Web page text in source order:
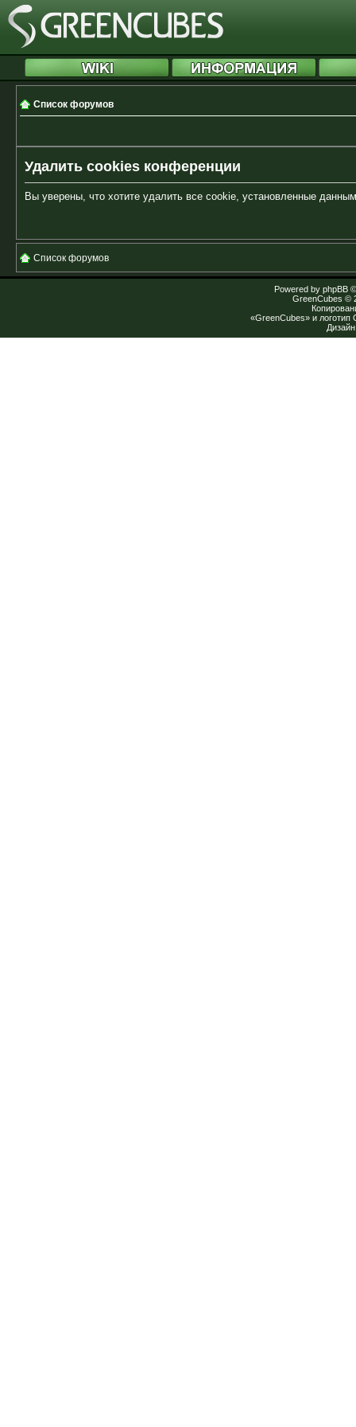
Список форумов
Удалить cookies конференции
Вы уверены, что хотите удалить все cookie, установленные
Список форумов
Powered by phpBB
GreenCubes ©
«GreenCubes» и